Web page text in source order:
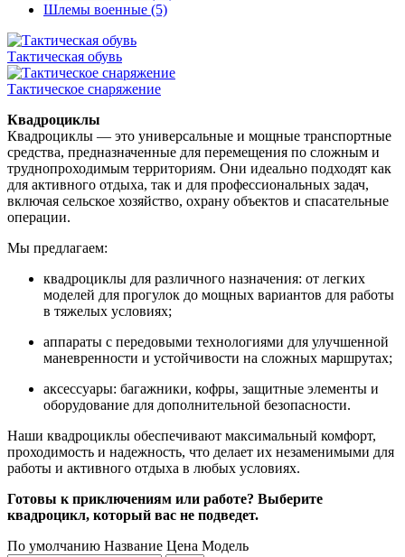
Шлемы военные (5)
Тактическая обувь
Тактическое снаряжение
Квадроциклы
Квадроциклы — это универсальные и мощные транспортные
средства, предназначенные для перемещения по сложным и
труднопроходимым территориям. Они идеально подходят как
для активного отдыха, так и для профессиональных задач,
включая сельское хозяйство, охрану объектов и спасательные
операции.
Мы предлагаем:
квадроциклы для различного назначения: от легких
моделей для прогулок до мощных вариантов для работы
в тяжелых условиях;
аппараты с передовыми технологиями для улучшенной
маневренности и устойчивости на сложных маршрутах;
аксессуары: багажники, кофры, защитные элементы и
оборудование для дополнительной безопасности.
Наши квадроциклы обеспечивают максимальный комфорт,
проходимость и надежность, что делает их незаменимыми для
работы и активного отдыха в любых условиях.
Готовы к приключениям или работе? Выберите
квадроцикл, который вас не подведет.
По умолчанию Название Цена Модель